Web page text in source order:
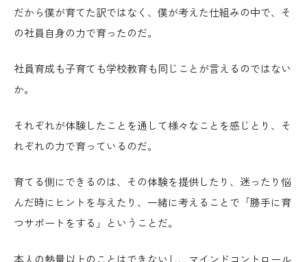
だから僕が育てた訳ではなく、僕が考えた仕組みの中で、そ
の社員自身の力で育ったのだ。
社員育成も子育ても学校教育も同じことが言えるのではない
か。
それぞれが体験したことを通して様々なことを感じとり、そ
れぞれの力で育っているのだ。
育てる側にできるのは、その体験を提供したり、迷ったり悩
んだ時にヒントを与えたり、一緒に考えることで「勝手に育
つサポートをする」ということだ。